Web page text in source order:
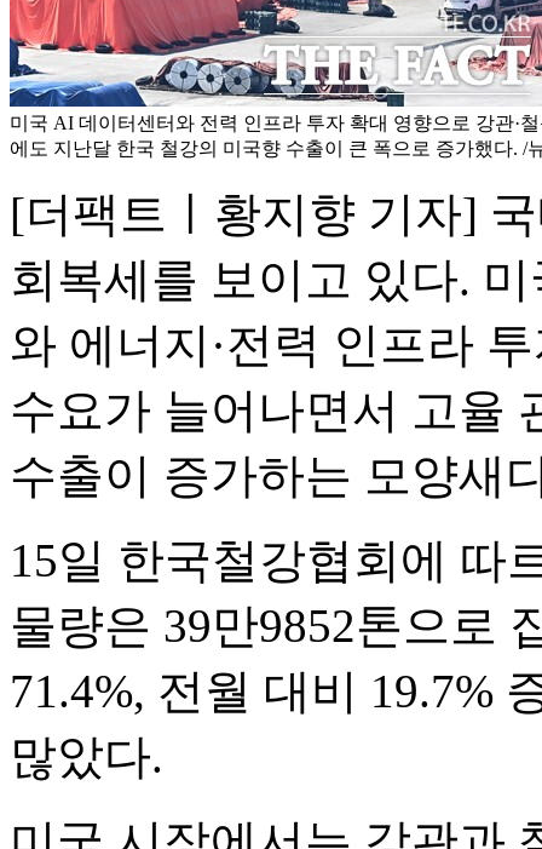
미국 AI 데이터센터와 전력 인프라 투자 확대 영향으로 강관·
에도 지난달 한국 철강의 미국향 수출이 큰 폭으로 증가했다. /
[더팩트ㅣ황지향 기자]
회복세를 보이고 있다.
와 에너지·전력 인프라
수요가 늘어나면서 고율
수출이 증가하는 모양새
15일 한국철강협회에 따
물량은 39만9852톤으로
71.4%, 전월 대비 19.7%
많았다.